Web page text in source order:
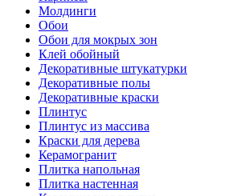
Молдинги
Обои
Обои для мокрых зон
Клей обойный
Декоративные штукатурки
Декоративные полы
Декоративные краски
Плинтус
Плинтус из массива
Краски для дерева
Керамогранит
Плитка напольная
Плитка настенная